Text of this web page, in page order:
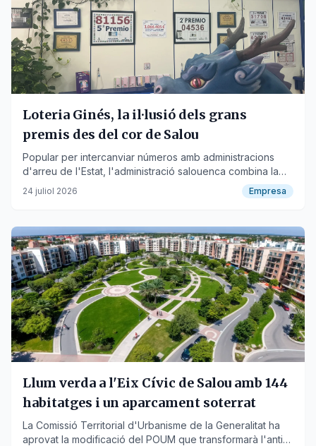
Loteria Ginés, la il·lusió dels grans
premis des del cor de Salou
Popular per intercanviar números amb administracions
d'arreu de l'Estat, l'administració salouenca combina la
proximitat d'un negoci local i la tecnologia digital per
portar la sort a clients de tot arreu.
24 juliol 2026 Empresa
Llum verda a l'Eix Cívic de Salou amb 144
habitatges i un aparcament soterrat
La Comissió Territorial d'Urbanisme de la Generalitat ha
aprovat la modificació del POUM que transformarà l'antic